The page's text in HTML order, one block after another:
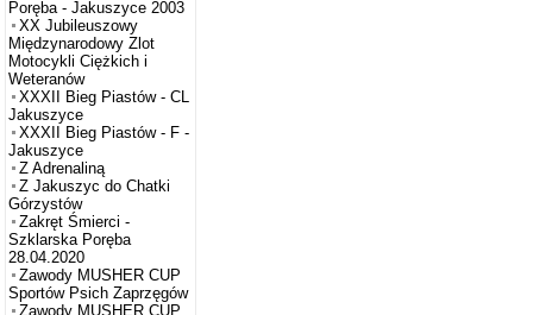
Poręba - Jakuszyce 2003
XX Jubileuszowy
Międzynarodowy Zlot
Motocykli Ciężkich i
Weteranów
XXXII Bieg Piastów - CL
Jakuszyce
XXXII Bieg Piastów - F -
Jakuszyce
Z Adrenaliną
Z Jakuszyc do Chatki
Górzystów
Zakręt Śmierci -
Szklarska Poręba
28.04.2020
Zawody MUSHER CUP
Sportów Psich Zaprzęgów
Zawody MUSHER CUP